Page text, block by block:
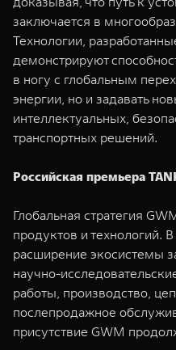
заключается в
Технологии,
демонстрируют
в ногу с глобальным
энергии, но и задавать
интеллектуальных,
транспортных решений.
Российская премьера
Глобальная стратегия
продуктов и технологий.
расширение экосистемы
научно-
работы, производство,
послепродажное
присутствие GWM